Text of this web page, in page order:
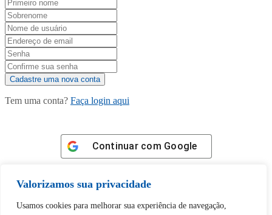
Valorizamos sua privacidade
Usamos cookies para melhorar sua experiência de navegação,
Tem uma conta? Faça login aqui
Continuar com Google